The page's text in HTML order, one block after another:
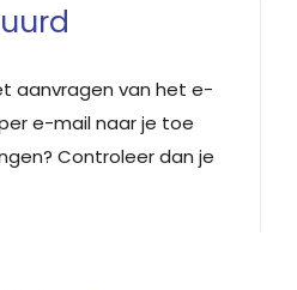
aanvragen van het e-
e-mail naar je toe
Controleer dan je